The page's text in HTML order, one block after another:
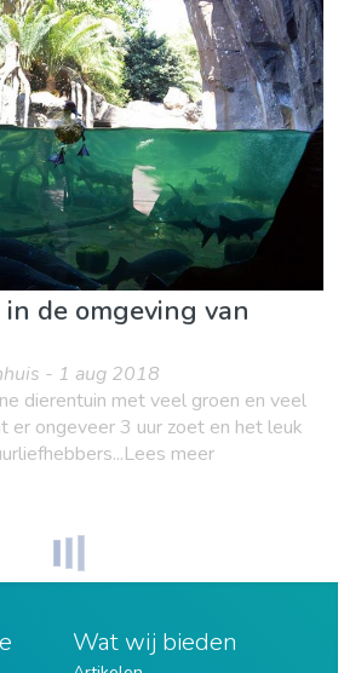
de omgeving van
- 1 aug 2018
dierentuin met veel groen en veel
er ongeveer 3 uur zoet en het leuk
meer
Wat wij bieden